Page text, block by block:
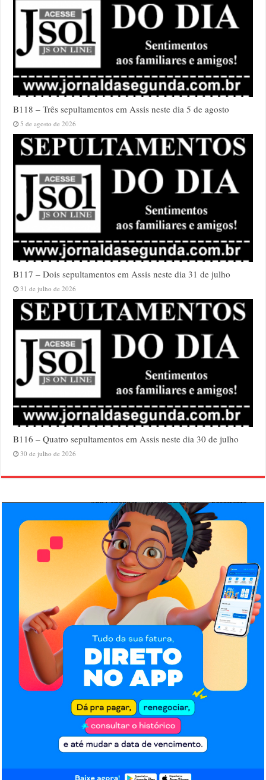
B118 – Três sepultamentos em Assis neste dia 5 de agosto
5 de agosto de 2026
B117 – Dois sepultamentos em Assis neste dia 31 de julho
31 de julho de 2026
B116 – Quatro sepultamentos em Assis neste dia 30 de julho
30 de julho de 2026